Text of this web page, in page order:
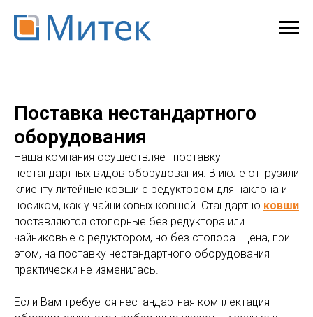
Поставка нестандартного
оборудования
Наша компания осуществляет поставку
нестандартных видов оборудования. В июле отгрузили
клиенту литейные ковши с редуктором для наклона и
носиком, как у чайниковых ковшей. Стандартно ковши
поставляются стопорные без редуктора или
чайниковые с редуктором, но без стопора. Цена, при
этом, на поставку нестандартного оборудования
практически не изменилась.
Если Вам требуется нестандартная комплектация